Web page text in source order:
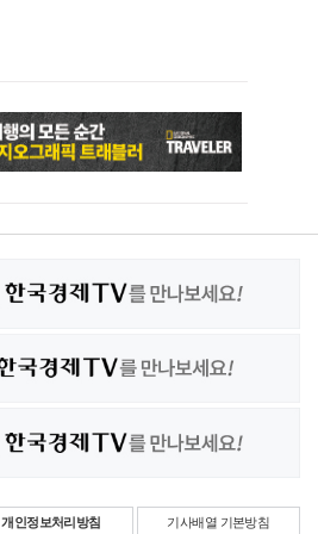
개인정보처리방침 기사배열 기본방침